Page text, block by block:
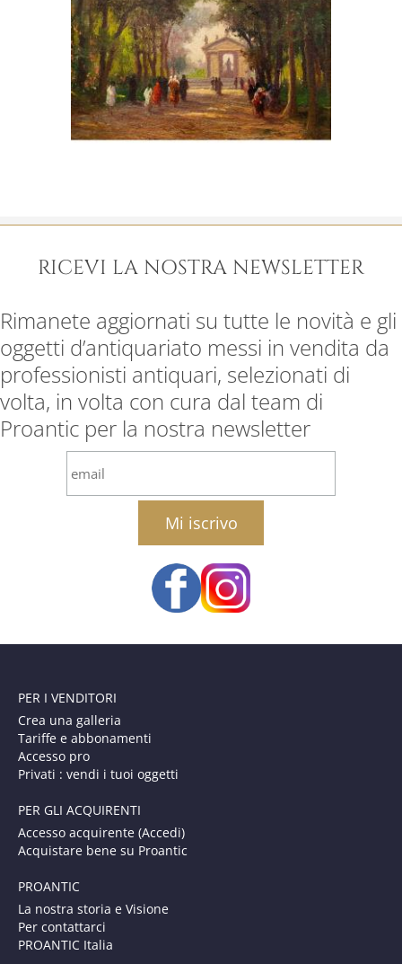
RICEVI LA NOSTRA NEWSLETTER
Rimanete aggiornati su tutte le novità e gli
oggetti d’antiquariato messi in vendita da
professionisti antiquari, selezionati di
volta, in volta con cura dal team di
Proantic per la nostra newsletter
email
PER I VENDITORI
Crea una galleria
Tariffe e abbonamenti
Accesso pro
Privati : vendi i tuoi oggetti
PER GLI ACQUIRENTI
Accesso acquirente (Accedi)
Acquistare bene su Proantic
PROANTIC
La nostra storia e Visione
Per contattarci
PROANTIC Italia